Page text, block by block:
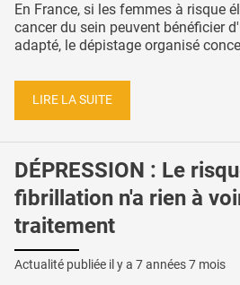
En France, si les femmes à risque
cancer du sein peuvent bénéficier
adapté, le dépistage organisé
LIRE LA SUITE
DÉPRESSION : Le
fibrillation n'a rien à
traitement
Actualité publiée il y a 7 années 7 mois